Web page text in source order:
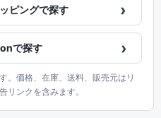
ピングで探す ›
で探す ›
。価格、在庫、送料、販売元はリ
リンクを含みます。